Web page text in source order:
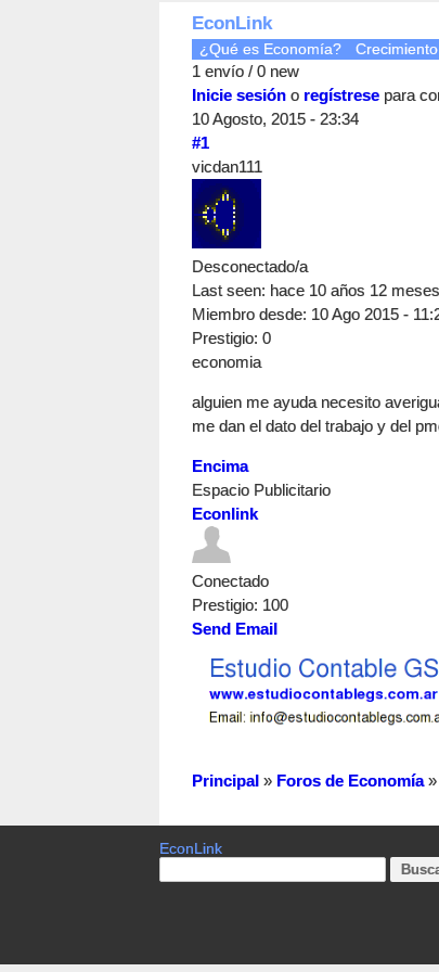
EconLink
¿Qué es Economía?
1 envío / 0 new
Inicie sesión o regístrese para
10 Agosto, 2015 - 23:34
#1
vicdan111
Desconectado/a
Last seen: hace 10 años 12 meses
Miembro desde: 10 Ago 2015 -
Prestigio: 0
economia
alguien me ayuda necesito
me dan el dato del trabajo y del
Encima
Espacio Publicitario
Econlink
Conectado
Prestigio: 100
Send Email
Principal » Foros de Economía»
EconLink